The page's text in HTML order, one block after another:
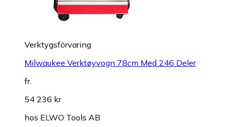
Verktygsförvaring
Milwaukee Verktøyvogn 78cm Med 246 Deler
fr.
54 236 kr
hos ELWO Tools AB